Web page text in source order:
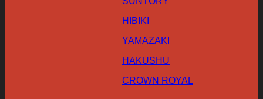
HIBIKI
YAMAZAKI
HAKUSHU
CROWN ROYAL